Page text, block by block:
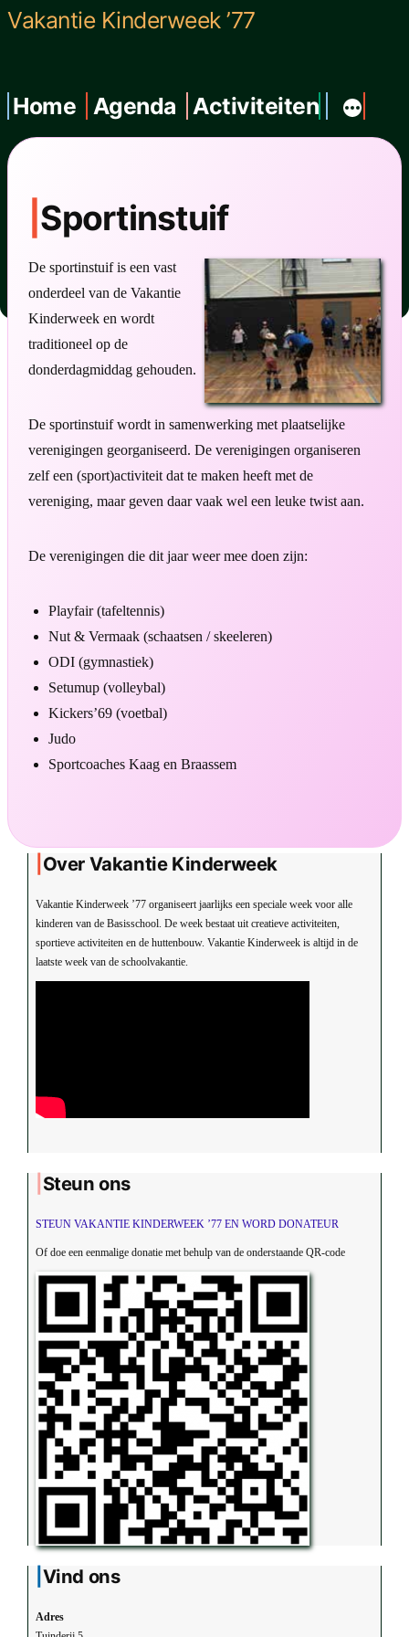
Ga
de
inhoud
Vakantie Kinderweek ’77
Home Agenda Activiteiten
Sportinstuif
De sportinstuif is een vast
onderdeel van de Vakantie
Kinderweek en wordt
traditioneel op de
donderdagmiddag gehouden.
De sportinstuif wordt in samenwerking met plaatselijke
verenigingen georganiseerd. De verenigingen organiseren
zelf een (sport)activiteit dat te maken heeft met de
vereniging, maar geven daar vaak wel een leuke twist aan.
De verenigingen die dit jaar weer mee doen zijn:
Playfair (tafeltennis)
Nut & Vermaak (schaatsen / skeeleren)
ODI (gymnastiek)
Setumup (volleybal)
Kickers’69 (voetbal)
Judo
Sportcoaches Kaag en Braassem
Over Vakantie Kinderweek
Vakantie Kinderweek ’77 organiseert jaarlijks een speciale week voor alle
kinderen van de Basisschool. De week bestaat uit creatieve activiteiten,
sportieve activiteiten en de huttenbouw. Vakantie Kinderweek is altijd in de
laatste week van de schoolvakantie.
Steun ons
STEUN VAKANTIE KINDERWEEK ’77 EN WORD DONATEUR
Of doe een eenmalige donatie met behulp van de onderstaande QR-code
Vind ons
Adres